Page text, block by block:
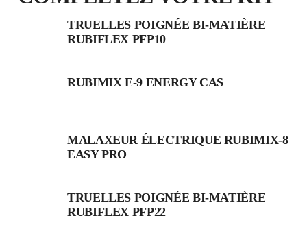
TRUELLES POIGNÉE BI-MATIÈRE
RUBIFLEX PFP10
RUBIMIX E-9 ENERGY CAS
MALAXEUR ÉLECTRIQUE RUBIMIX-8
EASY PRO
TRUELLES POIGNÉE BI-MATIÈRE
RUBIFLEX PFP22